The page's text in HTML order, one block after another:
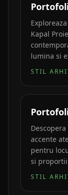
Kapal
lumina si
STIL
accente
pentru
si
STIL